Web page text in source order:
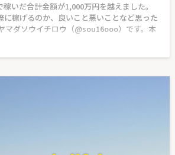
いだ合計金額が1,000万円を越えました。
に稼げるのか、良いこと悪いことなど思った
マダソウイチロウ（@sou16ooo）です。本